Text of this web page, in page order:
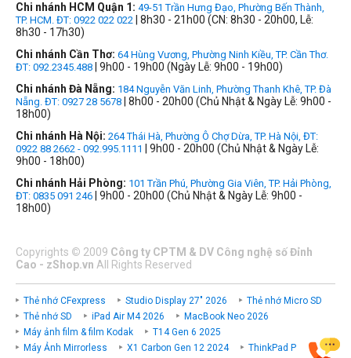
Chi nhánh HCM Quận 1: 49-51 Trần Hưng Đạo, Phường Bến Thành,
TP. HCM. ĐT: 0922 022 022 | 8h30 - 21h00 (CN: 8h30 - 20h00, Lễ:
8h30 - 17h30)
Chi nhánh Cần Thơ: 64 Hùng Vương, Phường Ninh Kiều, TP. Cần Thơ.
ĐT: 092.2345.488 | 9h00 - 19h00 (Ngày Lễ: 9h00 - 19h00)
Chi nhánh Đà Nẵng: 184 Nguyễn Văn Linh, Phường Thanh Khê, TP. Đà
Nẵng. ĐT: 0927 28 5678 | 8h00 - 20h00 (Chủ Nhật & Ngày Lễ: 9h00 -
18h00)
Chi nhánh Hà Nội: 264 Thái Hà, Phường Ô Chợ Dừa, TP. Hà Nội, ĐT:
0922 88 2662 - 092.995.1111
| 9h00 - 20h00 (Chủ Nhật & Ngày Lễ:
9h00 - 18h00)
Chi nhánh Hải Phòng: 101 Trần Phú, Phường Gia Viên, TP. Hải Phòng,
ĐT: 0835 091 246 | 9h00 - 20h00 (Chủ Nhật & Ngày Lễ: 9h00 -
18h00)
Copyrights © 2009 Công ty CPTM & DV Công nghệ số Đỉnh
Cao - zShop.vn All Rights Reserved
Thẻ nhớ CFexpress Studio Display 27" 2026
Thẻ nhớ Micro SD
Thẻ nhớ SD
iPad Air M4 2026
MacBook Neo 2026
Máy ảnh film & film Kodak
T14 Gen 6 2025
Máy Ảnh Mirrorless
X1 Carbon Gen 12 2024 ThinkPad P